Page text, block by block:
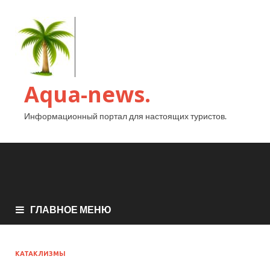
Aqua-news.
Информационный портал для настоящих туристов.
ГЛАВНОЕ МЕНЮ
КАТАКЛИЗМЫ